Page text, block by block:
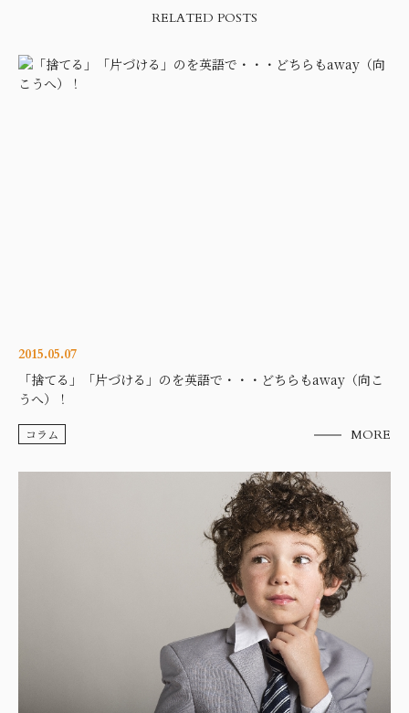
RELATED POSTS
2015.05.07
「捨てる」「片づける」のを英語で・・・どちらもaway（向こ
うへ）！
コラム MORE